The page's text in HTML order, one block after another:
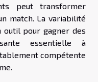
peut transformer
match. La variabilité
outil pour gagner des
essentielle à
compétente